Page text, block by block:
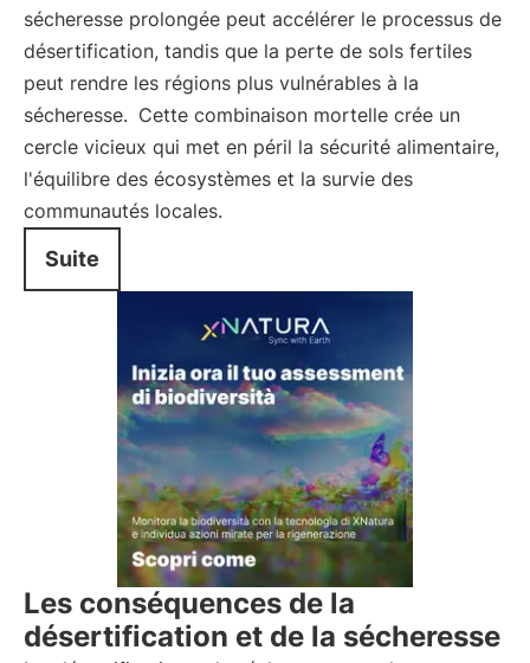
sécheresse prolongée peut accélérer le processus de
désertification, tandis que la perte de sols fertiles
peut rendre les régions plus vulnérables à la
sécheresse. Cette combinaison mortelle crée un
cercle vicieux qui met en péril la sécurité alimentaire,
l'équilibre des écosystèmes et la survie des
communautés locales.
Suite
Les conséquences de la
désertification et de la sécheresse